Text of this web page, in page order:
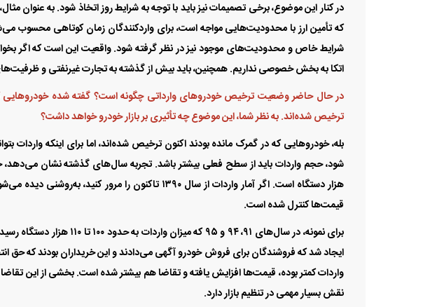
که تأمین ارز با محدودیت‌هایی مواجه است، برای واردکنندگان زمان کوتاهی محسوب
شرایط خاص و محدودیت‌های موجود نیز در نظر گرفته شود. واقعیت این است که اگر
اتکا به بخش خصوصی نداریم. همچنین، باید بیش از گذشته به تجارت غیرنفتی و
در حال حاضر وضعیت ترخیص خودرو‌های وارداتی چگونه است؟ گفته شده خودرو‌هایی
ترخیص شده‌اند. به نظر شما، این موضوع چه تأثیری بر بازار خودرو خواهد داشت؟
بله، خودرو‌هایی که در گمرک مانده بودند اکنون ترخیص شده‌اند، اما برای اینکه واردات
هزار دستگاه است. اگر آمار واردات از سال ۱۳۹۰ تاکنون را
قیمت‌ها کنترل شده است.
برای نمونه، در سال‌های ۹۱، ۹۴ و
ایجاد شد که فروشندگان برای فروش خودرو آگهی می‌دادند و این خریداران بودند که حق
واردات کمتر بوده، قیمت‌ها افزایش یافته و تقاضا هم بیشتر شده است. بخشی از این تقاضا
نقش بسیار مهمی در تنظیم بازار دارد.